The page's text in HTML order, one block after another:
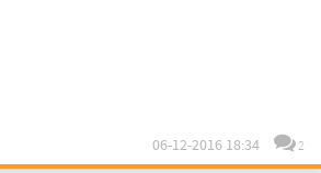
06-12-2016 18:34 2